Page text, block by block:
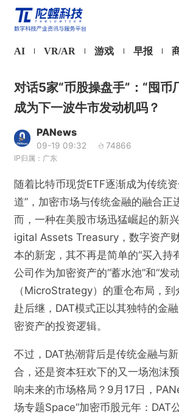
AI VR/AR 游戏 早报
对话5家“币股操盘手”：“囤币
成为下一波牛市发动机吗？
PANews
09-19 09:32 74866
IP归属：广东
随着比特币现货ETF逐渐成为传统
道”，加密市场与传统金融的融合正
而，一种在美股市场迅猛崛起的新
igital Assets Treasury，数字资产
本的新宠，其不再是简单的“买入持
公司作为加密资产的“蓄水池”和“发
（MicroStrategy）的重仓布局，
赴后继，DAT模式正以其独特的金
密资产的投资逻辑。
不过，DAT热潮背后是传统金融与
合，还是资本狂欢下的又一场泡沫
响未来的市场格局？9月17日，
场专题Space“加密币股元年：DAT